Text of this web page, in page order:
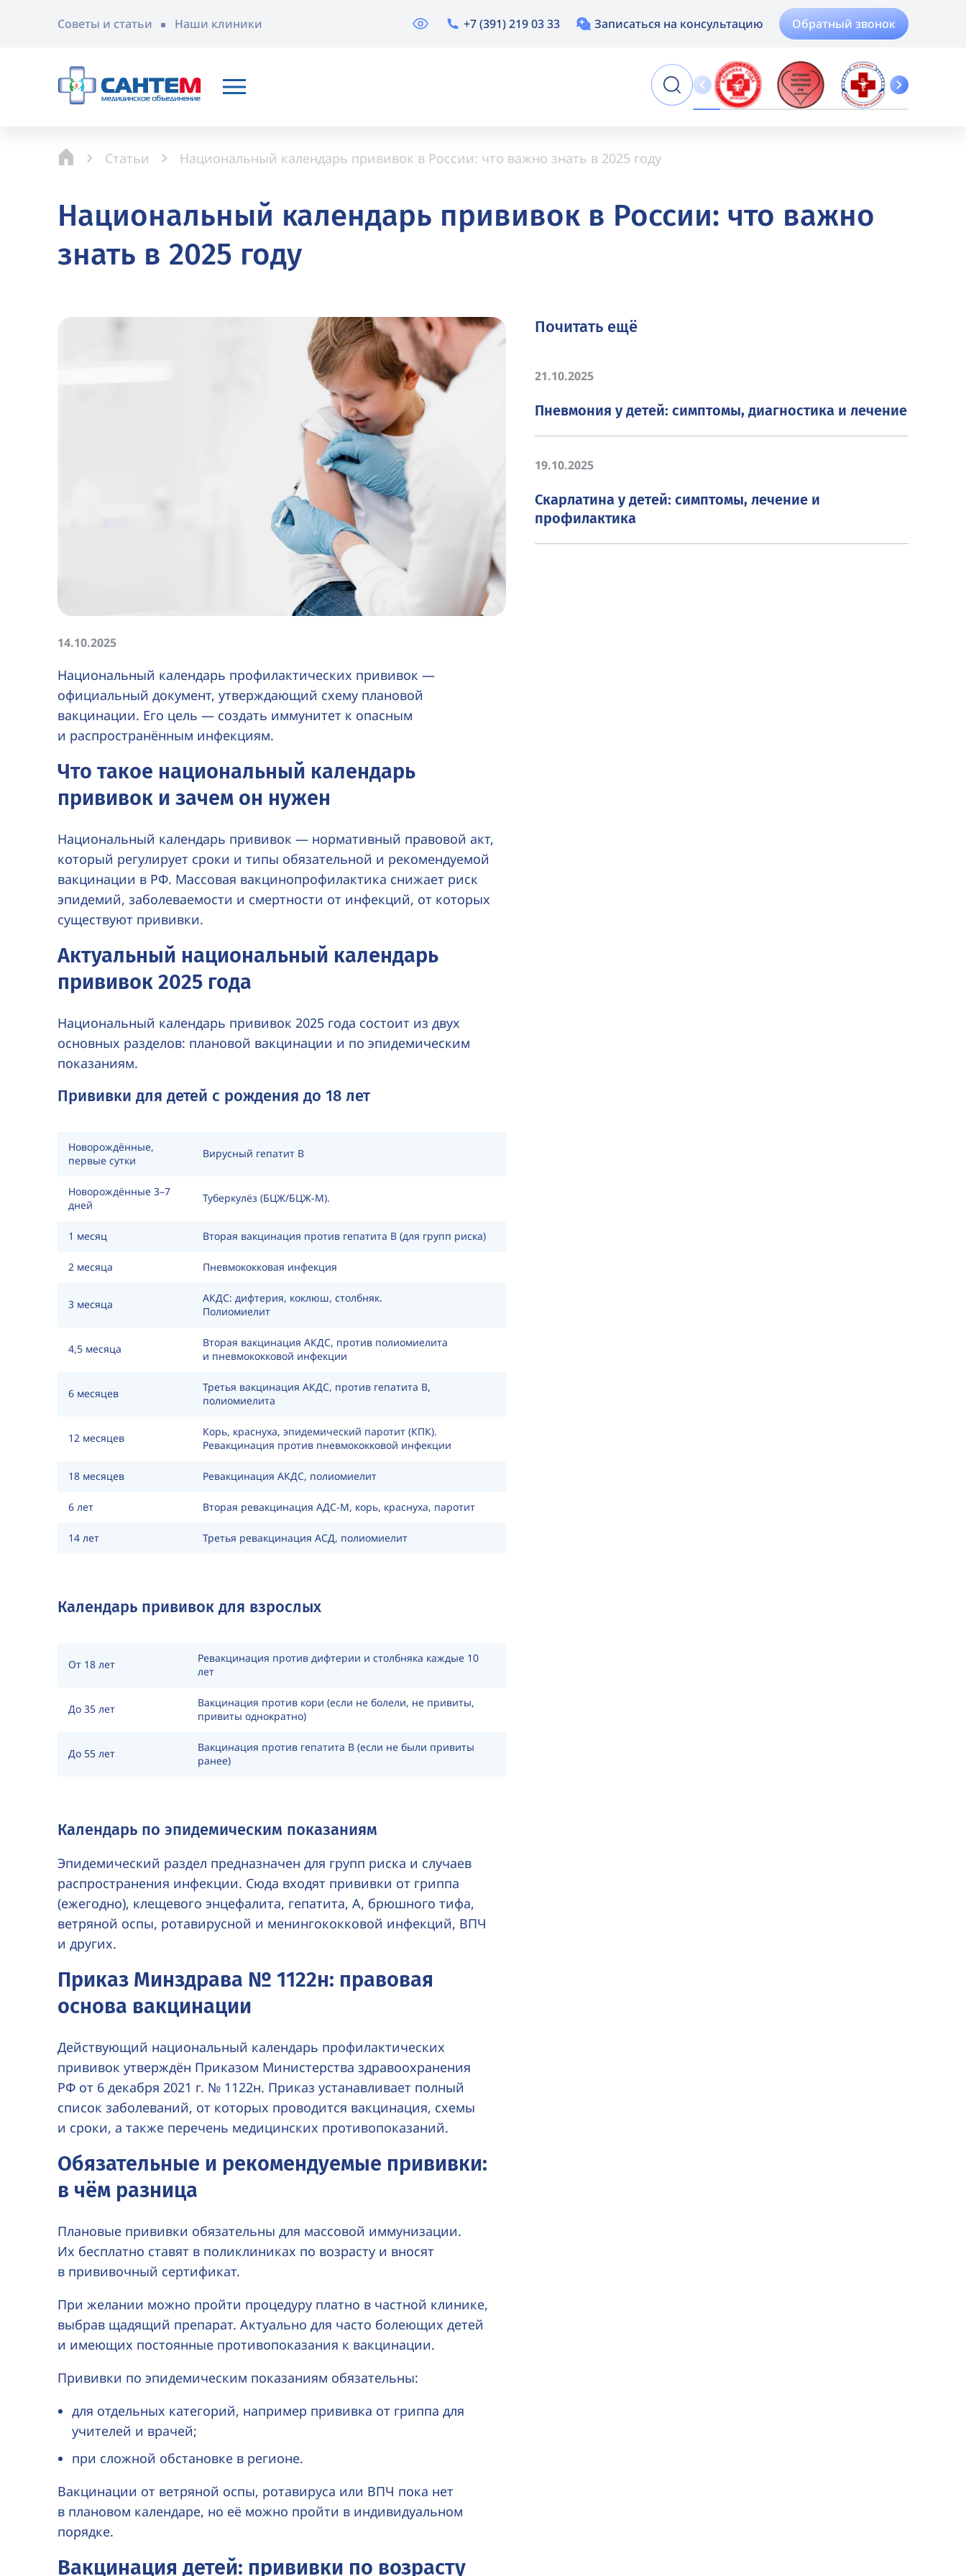
Советы и статьи Наши клиники +7 (391) 219 03 33 Записаться на консультацию Обратный звонок
Статьи Национальный календарь прививок в России: что важно знать в 2025 году
Национальный календарь прививок в России: что важно
знать в 2025 году
14.10.2025
Национальный календарь профилактических прививок —
официальный документ, утверждающий схему плановой
вакцинации. Его цель — создать иммунитет к опасным
и распространённым инфекциям.
Что такое национальный календарь
прививок и зачем он нужен
Национальный календарь прививок — нормативный правовой акт,
который регулирует сроки и типы обязательной и рекомендуемой
вакцинации в РФ. Массовая вакцинопрофилактика снижает риск
эпидемий, заболеваемости и смертности от инфекций, от которых
существуют прививки.
Актуальный национальный календарь
прививок 2025 года
Национальный календарь прививок 2025 года состоит из двух
основных разделов: плановой вакцинации и по эпидемическим
показаниям.
Прививки для детей с рождения до 18 лет
Новорождённые,
первые сутки
Вирусный гепатит B
Новорождённые 3–7
дней
Туберкулёз (БЦЖ/БЦЖ-М).
1 месяц Вторая вакцинация против гепатита B (для групп риска)
2 месяца Пневмококковая инфекция
3 месяца
АКДС: дифтерия, коклюш, столбняк.
Полиомиелит
4,5 месяца
Вторая вакцинация АКДС, против полиомиелита
и пневмококковой инфекции
6 месяцев
Третья вакцинация АКДС, против гепатита B,
полиомиелита
12 месяцев
Корь, краснуха, эпидемический паротит (КПК).
Ревакцинация против пневмококковой инфекции
18 месяцев Ревакцинация АКДС, полиомиелит
6 лет Вторая ревакцинация АДС-М, корь, краснуха, паротит
14 лет Третья ревакцинация АСД, полиомиелит
Календарь прививок для взрослых
От 18 лет
Ревакцинация против дифтерии и столбняка каждые 10
лет
До 35 лет
Вакцинация против кори (если не болели, не привиты,
привиты однократно)
До 55 лет
Вакцинация против гепатита B (если не были привиты
ранее)
Календарь по эпидемическим показаниям
Эпидемический раздел предназначен для групп риска и случаев
распространения инфекции. Сюда входят прививки от гриппа
(ежегодно), клещевого энцефалита, гепатита, А, брюшного тифа,
ветряной оспы, ротавирусной и менингококковой инфекций, ВПЧ
и других.
Приказ Минздрава № 1122н: правовая
основа вакцинации
Действующий национальный календарь профилактических
прививок утверждён Приказом Министерства здравоохранения
РФ от 6 декабря 2021 г. № 1122н. Приказ устанавливает полный
список заболеваний, от которых проводится вакцинация, схемы
и сроки, а также перечень медицинских противопоказаний.
Обязательные и рекомендуемые прививки:
в чём разница
Плановые прививки обязательны для массовой иммунизации.
Их бесплатно ставят в поликлиниках по возрасту и вносят
в прививочный сертификат.
При желании можно пройти процедуру платно в частной клинике,
выбрав щадящий препарат. Актуально для часто болеющих детей
и имеющих постоянные противопоказания к вакцинации.
Прививки по эпидемическим показаниям обязательны:
для отдельных категорий, например прививка от гриппа для
учителей и врачей;
при сложной обстановке в регионе.
Вакцинации от ветряной оспы, ротавируса или ВПЧ пока нет
в плановом календаре, но её можно пройти в индивидуальном
порядке.
Вакцинация детей: прививки по возрасту
Почитать ещё
21.10.2025
Пневмония у детей: симптомы, диагностика и лечение
19.10.2025
Скарлатина у детей: симптомы, лечение и
профилактика
Online